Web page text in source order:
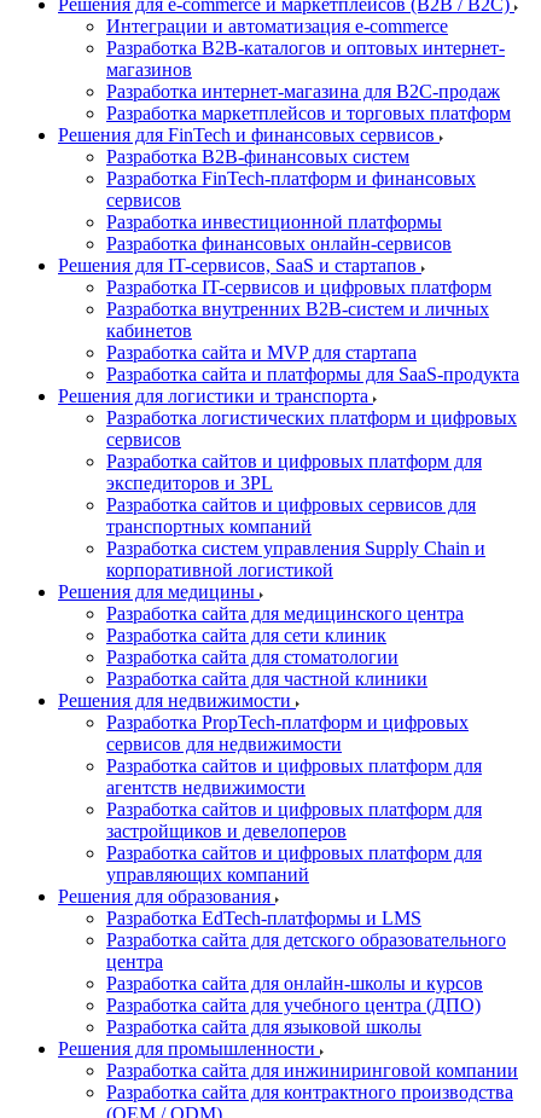
Решения для e-commerce и маркетплейсов (B2B / B2C)
Интеграции и автоматизация e-commerce
Разработка B2B-каталогов и оптовых интернет-
магазинов
Разработка интернет-магазина для B2C-продаж
Разработка маркетплейсов и торговых платформ
Решения для FinTech и финансовых сервисов
Разработка B2B-финансовых систем
Разработка FinTech-платформ и финансовых
сервисов
Разработка инвестиционной платформы
Разработка финансовых онлайн-сервисов
Решения для IT-сервисов, SaaS и стартапов
Разработка IT-сервисов и цифровых платформ
Разработка внутренних B2B-систем и личных
кабинетов
Разработка сайта и MVP для стартапа
Разработка сайта и платформы для SaaS-продукта
Решения для логистики и транспорта
Разработка логистических платформ и цифровых
сервисов
Разработка сайтов и цифровых платформ для
экспедиторов и 3PL
Разработка сайтов и цифровых сервисов для
транспортных компаний
Разработка систем управления Supply Chain и
корпоративной логистикой
Решения для медицины
Разработка сайта для медицинского центра
Разработка сайта для сети клиник
Разработка сайта для стоматологии
Разработка сайта для частной клиники
Решения для недвижимости
Разработка PropTech-платформ и цифровых
сервисов для недвижимости
Разработка сайтов и цифровых платформ для
агентств недвижимости
Разработка сайтов и цифровых платформ для
застройщиков и девелоперов
Разработка сайтов и цифровых платформ для
управляющих компаний
Решения для образования
Разработка EdTech-платформы и LMS
Разработка сайта для детского образовательного
центра
Разработка сайта для онлайн-школы и курсов
Разработка сайта для учебного центра (ДПО)
Разработка сайта для языковой школы
Решения для промышленности
Разработка сайта для инжиниринговой компании
Разработка сайта для контрактного производства
(OEM / ODM)